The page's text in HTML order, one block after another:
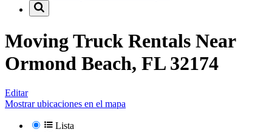
Moving Truck Rentals Near
Ormond Beach, FL 32174
Editar
Mostrar ubicaciones en el mapa
Lista